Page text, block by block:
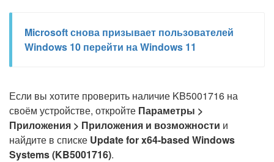
Microsoft снова призывает пользователей
Windows 10 перейти на Windows 11
Если вы хотите проверить наличие KB5001716 на
своём устройстве, откройте Параметры >
Приложения > Приложения и возможности и
найдите в списке Update for x64-based Windows
Systems (KB5001716).